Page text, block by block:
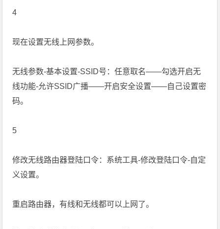
4
现在设置无线上网参数。
无线参数-基本设置-SSID号：任意取名——勾选开启无
线功能-允许SSID广播——开启安全设置——自己设置密
码。
5
修改无线路由器登陆口令：系统工具-修改登陆口令-自定
义设置。
重启路由器，有线和无线都可以上网了。